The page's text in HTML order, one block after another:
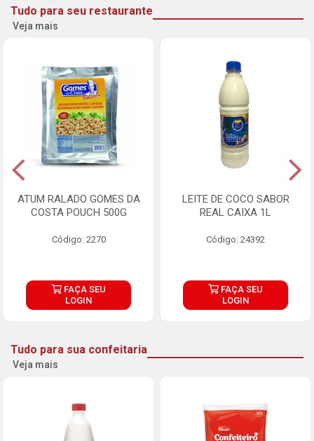
Tudo para seu restaurante
Veja mais
ATUM RALADO GOMES DA
COSTA POUCH 500G
Código: 2270
FAÇA SEU
LOGIN
LEITE DE COCO SABOR
REAL CAIXA 1L
Código: 24392
FAÇA SEU
LOGIN
Tudo para sua confeitaria
Veja mais